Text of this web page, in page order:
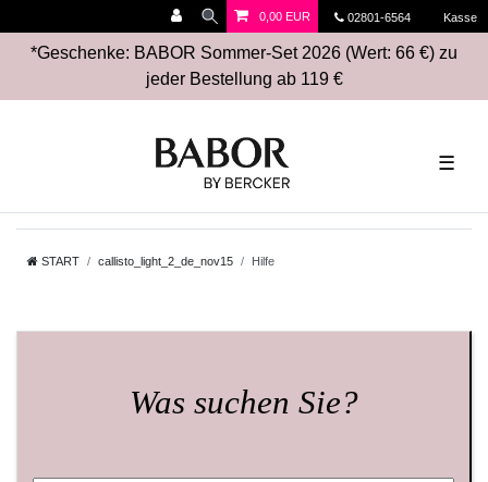
02801-6564 Kasse
0,00 EUR
*Geschenke: BABOR Sommer-Set 2026 (Wert: 66 €) zu
jeder Bestellung ab 119 €
☰
START callisto_light_2_de_nov15 Hilfe
Was suchen Sie?